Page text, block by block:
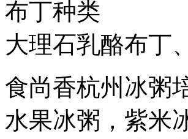
布丁种类
大理石乳酪布丁
食尚香杭州冰粥
水果冰粥，紫米